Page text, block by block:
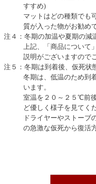
すすめ)
マットはどの種類でも
質が入った物がお勧め
注４：冬期の加温や夏期の減
上記、「商品について
説明がございますので
注５：冬期は到着後、仮死状
冬期は、低温のため到
います。
室温を２０～２５℃前
ど優しく様子を見てく
ドライヤーやストー
の急激な仮死から復活